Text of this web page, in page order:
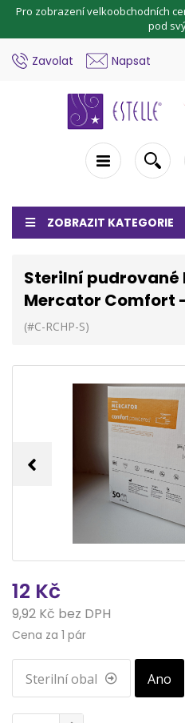
Pro zobrazení velkoobchodních
pod
Zavolat Napsat
ZOBRAZIT KATEGORIE
Sterilní
Mercator Comfort
(#C-RCHP-S)
12 Kč
9,92 Kč bez DPH
Cena za 1 pár
Sterilní obal Ano